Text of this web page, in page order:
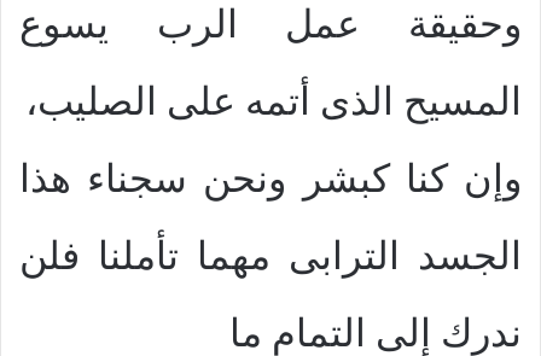
وحقيقة عمل الرب يسوع
المسيح الذى أتمه على الصليب،
وإن كنا كبشر ونحن سجناء هذا
الجسد الترابى مهما تأملنا فلن
ندرك إلى التمام ما